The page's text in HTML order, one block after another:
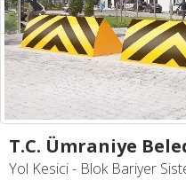
T.C. Ümraniye
Yol Kesici - Blok Bariyer